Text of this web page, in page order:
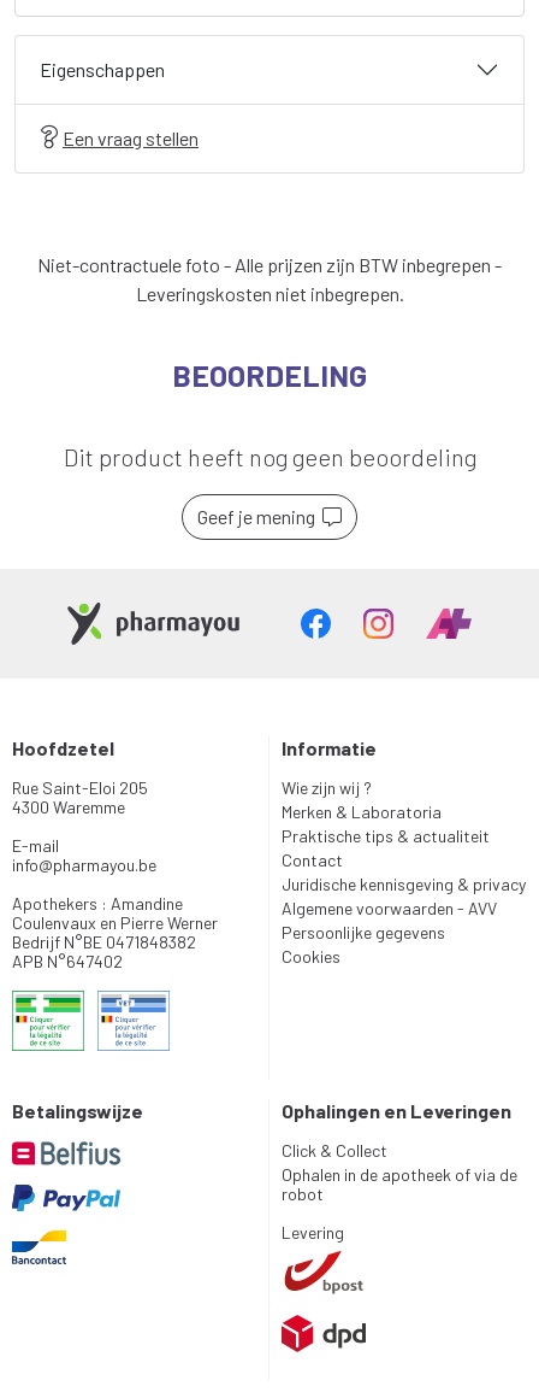
Eigenschappen
Een vraag stellen
Niet-contractuele foto - Alle prijzen zijn BTW inbegrepen -
Leveringskosten niet inbegrepen.
BEOORDELING
Dit product heeft nog geen beoordeling
Geef je mening
Hoofdzetel
Rue Saint-Eloi 205
4300 Waremme
E-mail
info@pharmayou.be
Apothekers : Amandine
Coulenvaux en Pierre Werner
Bedrijf N°BE 0471848382
APB N°647402
Informatie
Wie zijn wij ?
Merken & Laboratoria
Praktische tips & actualiteit
Contact
Juridische kennisgeving & privacy
Algemene voorwaarden - AVV
Persoonlijke gegevens
Cookies
Betalingswijze Ophalingen en Leveringen
Click & Collect
Ophalen in de apotheek of via de
robot
Levering